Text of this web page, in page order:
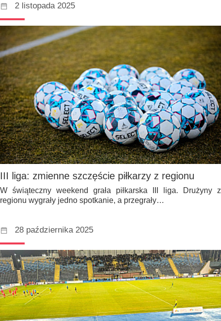
2 listopada 2025
III liga: zmienne szczęście piłkarzy z regionu
W świąteczny weekend grała piłkarska III liga. Drużyny z
regionu wygrały jedno spotkanie, a przegrały…
28 października 2025